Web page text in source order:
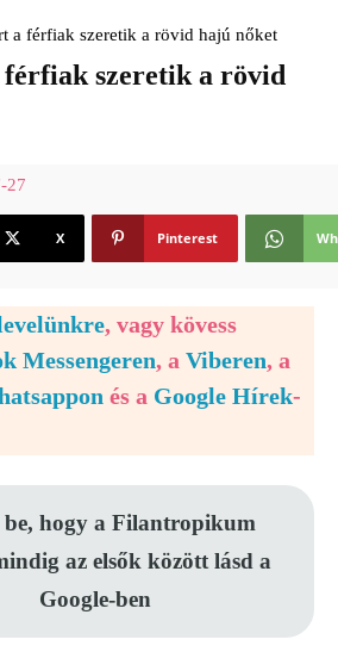
a férfiak szeretik a rövid hajú nőket
szeretik a rövid
27
X Pinterest
, vagy kövess
Messengeren, a Viberen, a
és a Google Hírek-
hogy a Filantropikum
az elsők között lásd a
Google-ben